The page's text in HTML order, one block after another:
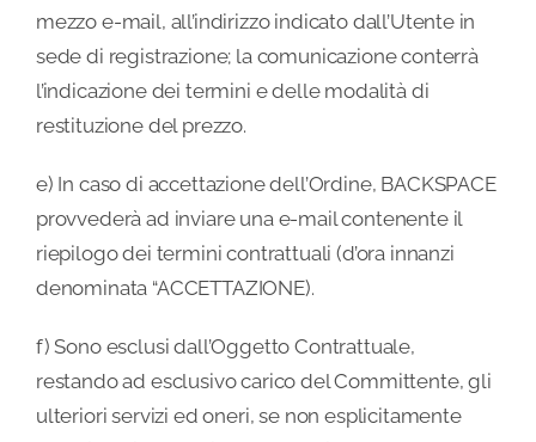
mezzo e-mail, all’indirizzo indicato dall’Utente in
sede di registrazione; la comunicazione conterrà
l’indicazione dei termini e delle modalità di
restituzione del prezzo.
e) In caso di accettazione dell’Ordine, BACKSPACE
provvederà ad inviare una e-mail contenente il
riepilogo dei termini contrattuali (d’ora innanzi
denominata “ACCETTAZIONE).
f) Sono esclusi dall’Oggetto Contrattuale,
restando ad esclusivo carico del Committente, gli
ulteriori servizi ed oneri, se non esplicitamente